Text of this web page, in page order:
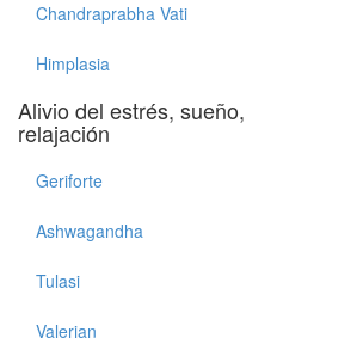
Chandraprabha Vati
Himplasia
Alivio del estrés, sueño,
relajación
Geriforte
Ashwagandha
Tulasi
Valerian